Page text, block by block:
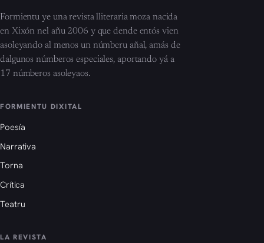
Formientu ye una revista lliteraria moza nacida
en Xixón nel añu 2006 y que dende entós vien
asoleyando al menos un númberu añal, amás de
dalgunos númberos especiales, aportando yá a
17 númberos asoleyaos.
FORMIENTU DIXITAL
Poesía
Narrativa
Torna
Crítica
Teatru
LA REVISTA